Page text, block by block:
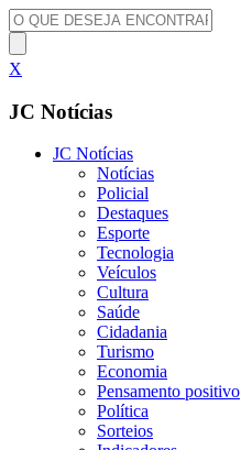
X
JC Notícias
JC Notícias
Notícias
Policial
Destaques
Esporte
Tecnologia
Veículos
Cultura
Saúde
Cidadania
Turismo
Economia
Pensamento positivo
Política
Sorteios